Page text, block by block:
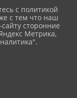
с политикой
с тем что наш
сторонние
Метрика,